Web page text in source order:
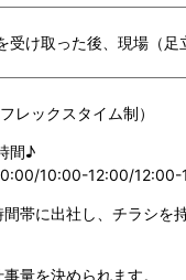
受け取った後、現場（足
レックスタイム制）
間♪
10:00-12:00/12:00-
帯に出社し、チラシを
量を決められます。